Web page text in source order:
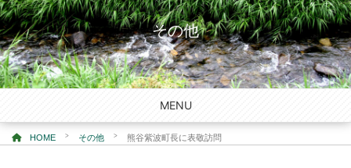
to
content
その他
MENU
HOME > その他 > 熊谷紫波町長に表敬訪問